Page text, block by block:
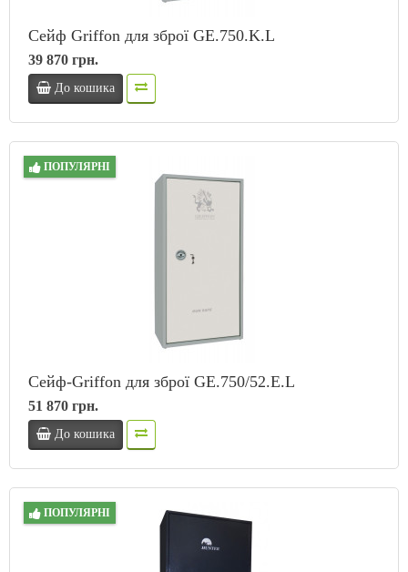
Сейф Griffon для зброї GE.750.K.L
39 870 грн.
До кошика
ПОПУЛЯРНІ
Сейф-Griffon для зброї GE.750/52.E.L
51 870 грн.
До кошика
ПОПУЛЯРНІ